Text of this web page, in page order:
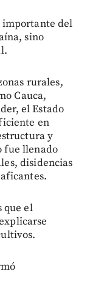
importante del
sino
rurales,
Cauca,
el Estado
en
y
fue llenado
disidencias
que el